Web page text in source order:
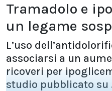
Tramadolo e
un legame
L’uso
associarsi a un
ricoveri per
studio pubblicato su